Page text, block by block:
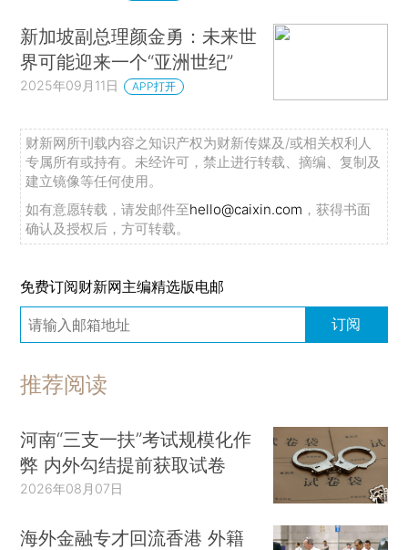
新加坡副总理颜金勇：未来世
界可能迎来一个“亚洲世纪”
2025年09月11日 APP打开
财新网所刊载内容之知识产权为财新传媒及/或相关权利人
专属所有或持有。未经许可，禁止进行转载、摘编、复制及
建立镜像等任何使用。
如有意愿转载，请发邮件至hello@caixin.com ，获得书面
确认及授权后，方可转载。
免费订阅财新网主编精选版电邮
订阅
推荐阅读
河南“三支一扶”考试规模化作
弊 内外勾结提前获取试卷
2026年08月07日
海外金融专才回流香港 外籍